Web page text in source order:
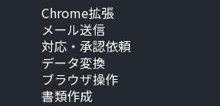
Chrome拡張
メール送信
対応・承認依頼
データ変換
ブラウザ操作
書類作成